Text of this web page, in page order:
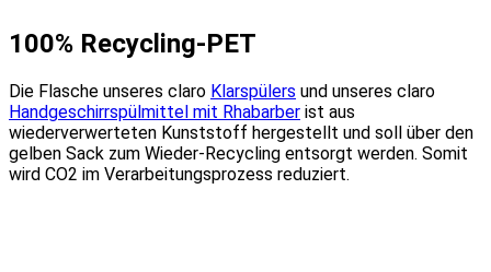
100% Recycling-PET
Die Flasche unseres claro Klarspülers und unseres claro
Handgeschirrspülmittel mit Rhabarber ist aus
wiederverwerteten Kunststoff hergestellt und soll über den
gelben Sack zum Wieder-Recycling entsorgt werden. Somit
wird CO2 im Verarbeitungsprozess reduziert.